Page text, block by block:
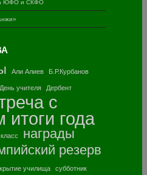
ЮФО и СКФО
Али Алиев Б.Р.Курбанов
День учителя Дербент
с
итоги года
награды
резерв
училища
субботник